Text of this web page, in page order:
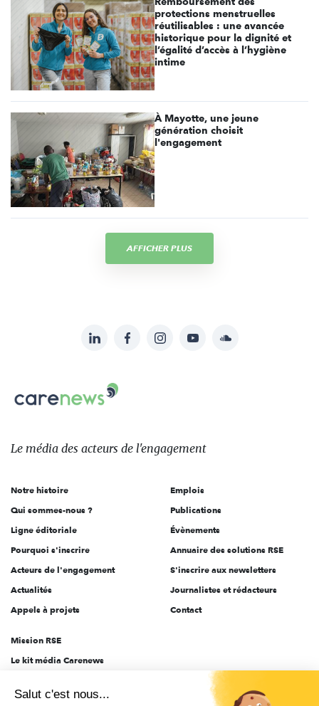
protections menstruelles
réutilisables : une avancée
historique pour la dignité et
l’égalité d’accès à l’hygiène
intime
À Mayotte, une jeune
génération choisit
l'engagement
AFFICHER PLUS
sur:
LinkedInFacebookInstagramYouTubeSoundcloud
Le
des
l'engagement
Le média des acteurs de l'engagement
Notre histoire
Qui sommes-nous ?
Ligne éditoriale
Pourquoi s'inscrire
Acteurs de l'engagement
Actualités
Appels à projets
Emplois
Publications
Évènements
Annuaire des solutions RSE
S'inscrire aux newsletters
Journalistes et rédacteurs
Contact
Mission RSE
Le kit média Carenews
AEF info
Salut c'est nous...